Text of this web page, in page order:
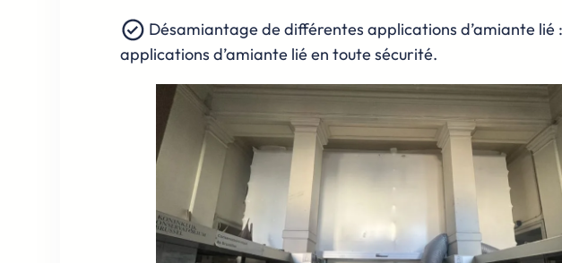
Désamiantage de différentes applications d’amiante
applications d’amiante lié en toute sécurité.